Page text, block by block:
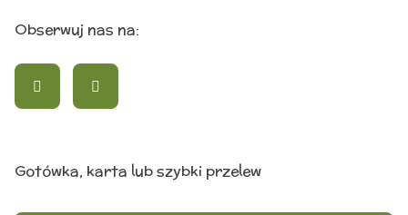
Obserwuj nas na:
Gotówka, karta lub szybki przelew